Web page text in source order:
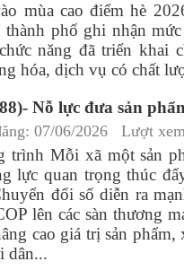
mùa cao điểm hè
thành phố ghi nhận
năng đã triển khai
hóa, dịch vụ có chất
Nỗ lực đưa sản
07/06/2026 Lượt
trình Mỗi xã một sản
lực quan trọng thúc
đổi số diễn ra
lên các sàn thương
cao giá trị sản
dân...